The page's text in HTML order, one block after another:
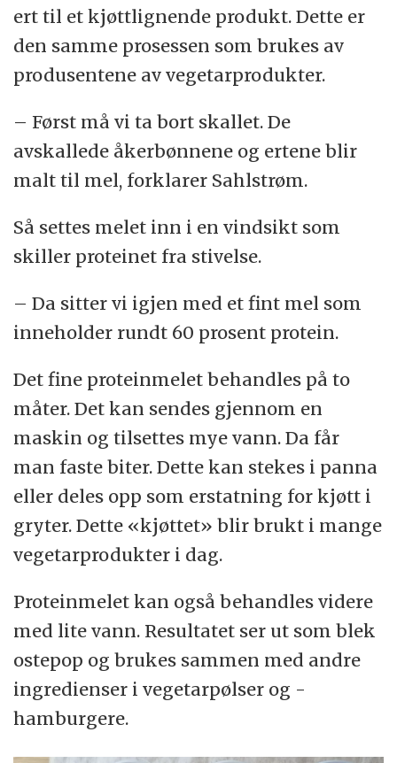
ert til et kjøttlignende produkt. Dette er
den samme prosessen som brukes av
produsentene av vegetarprodukter.
– Først må vi ta bort skallet. De
avskallede åkerbønnene og ertene blir
malt til mel, forklarer Sahlstrøm.
Så settes melet inn i en vindsikt som
skiller proteinet fra stivelse.
– Da sitter vi igjen med et fint mel som
inneholder rundt 60 prosent protein.
Det fine proteinmelet behandles på to
måter. Det kan sendes gjennom en
maskin og tilsettes mye vann. Da får
man faste biter. Dette kan stekes i panna
eller deles opp som erstatning for kjøtt i
gryter. Dette «kjøttet» blir brukt i mange
vegetarprodukter i dag.
Proteinmelet kan også behandles videre
med lite vann. Resultatet ser ut som blek
ostepop og brukes sammen med andre
ingredienser i vegetarpølser og -
hamburgere.